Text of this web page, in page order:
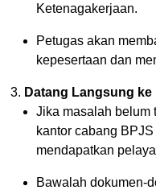
Ketenagakerjaan.
Petugas akan
kepesertaan dan
Datang Langsung
Jika masalah belum
kantor cabang
mendapatkan
Bawalah dokumen-